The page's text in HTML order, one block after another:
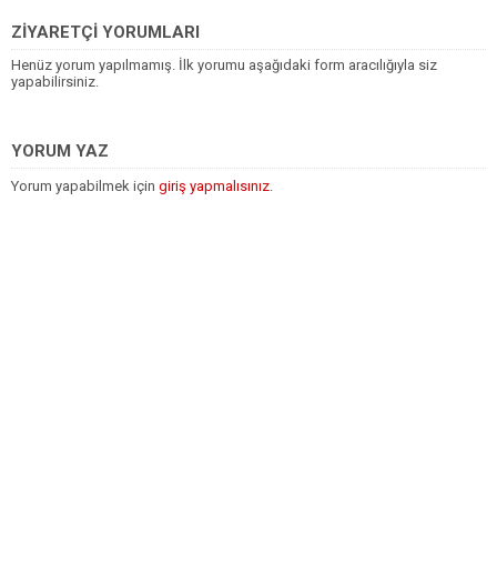
ZİYARETÇİ YORUMLARI
Henüz yorum yapılmamış. İlk yorumu aşağıdaki form aracılığıyla siz
yapabilirsiniz.
YORUM YAZ
Yorum yapabilmek için giriş yapmalısınız